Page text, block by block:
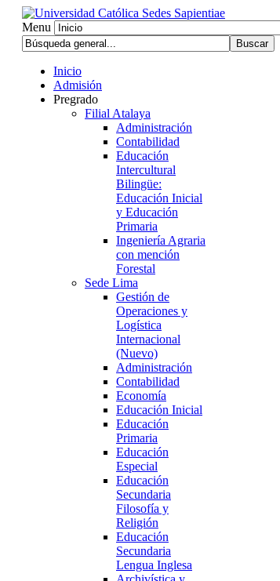
Menu
Inicio
Admisión
Pregrado
Filial Atalaya
Administración
Contabilidad
Educación
Intercultural
Bilingüe:
Educación Inicial
y Educación
Primaria
Ingeniería Agraria
con mención
Forestal
Sede Lima
Gestión de
Operaciones y
Logística
Internacional
(Nuevo)
Administración
Contabilidad
Economía
Educación Inicial
Educación
Primaria
Educación
Especial
Educación
Secundaria
Filosofía y
Religión
Educación
Secundaria
Lengua Inglesa